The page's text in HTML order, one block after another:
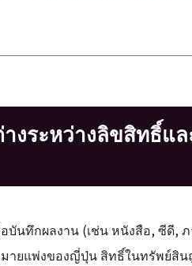
งระหว่างลิขสิทธิ์แ
นทึกผลงาน (เช่น หนังสือ, ซีดี,
ายแพ่งของญี่ปุ่น สิทธิ์ในทรัพย์สิ